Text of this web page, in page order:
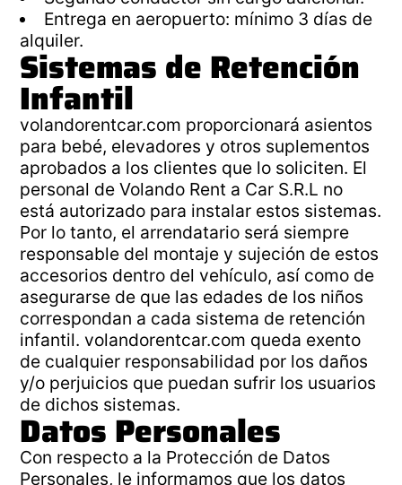
Entrega en aeropuerto: mínimo 3 días de
alquiler.
Sistemas de Retención
Infantil
volandorentcar.com proporcionará asientos
para bebé, elevadores y otros suplementos
aprobados a los clientes que lo soliciten. El
personal de Volando Rent a Car S.R.L no
está autorizado para instalar estos sistemas.
Por lo tanto, el arrendatario será siempre
responsable del montaje y sujeción de estos
accesorios dentro del vehículo, así como de
asegurarse de que las edades de los niños
correspondan a cada sistema de retención
infantil. volandorentcar.com queda exento
de cualquier responsabilidad por los daños
y/o perjuicios que puedan sufrir los usuarios
de dichos sistemas.
Datos Personales
Con respecto a la Protección de Datos
Personales, le informamos que los datos